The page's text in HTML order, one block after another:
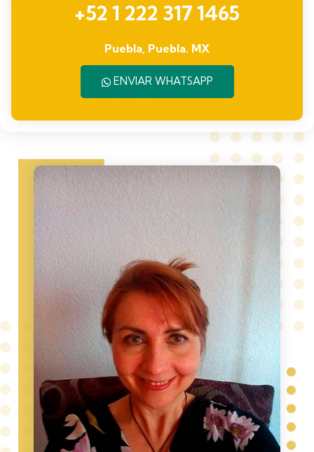
+52 1 222 317 1465
Puebla, Puebla. MX
ENVIAR WHATSAPP